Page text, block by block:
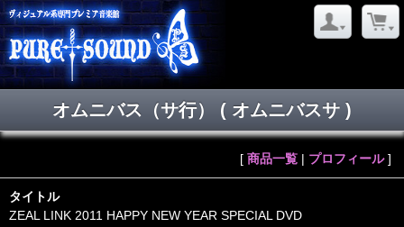
オムニバス（サ行） ( オムニバスサ )
[ 商品一覧 | プロフィール]
タイトル
ZEAL LINK 2011 HAPPY NEW YEAR SPECIAL DVD